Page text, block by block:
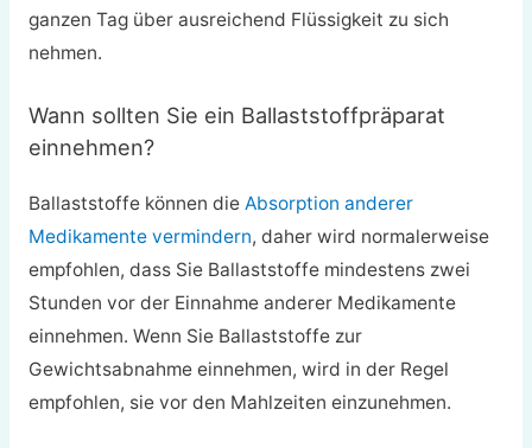
ganzen Tag über ausreichend Flüssigkeit zu sich
nehmen.
Wann sollten Sie ein Ballaststoffpräparat
einnehmen?
Ballaststoffe können die Absorption anderer
Medikamente vermindern, daher wird normalerweise
empfohlen, dass Sie Ballaststoffe mindestens zwei
Stunden vor der Einnahme anderer Medikamente
einnehmen. Wenn Sie Ballaststoffe zur
Gewichtsabnahme einnehmen, wird in der Regel
empfohlen, sie vor den Mahlzeiten einzunehmen.